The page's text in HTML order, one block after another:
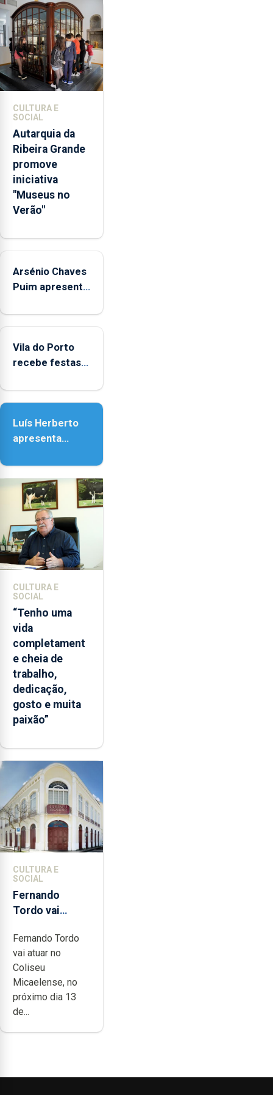
violência
doméstica,
através
da
promoção
de
pessoais,
emocionais
e
sociais
junto
das
crianças
CULTURA E
SOCIAL
Autarquia da
Ribeira Grande
promove
iniciativa
"Museus no
Verão"
Arsénio Chaves
Puim apresenta
Biblioteca de
Vila do Porto
recebe festas
Nossa Senhora
Luís Herberto
apresenta
Paisagem’
CULTURA E
SOCIAL
“Tenho uma
vida
completament
e cheia de
trabalho,
dedicação,
gosto e muita
paixão”
CULTURA E
SOCIAL
Fernando
Tordo vai
anos de
carreira no
Coliseu
Micaelense
Fernando Tordo
vai atuar no
Coliseu
Micaelense, no
próximo dia 13
de...